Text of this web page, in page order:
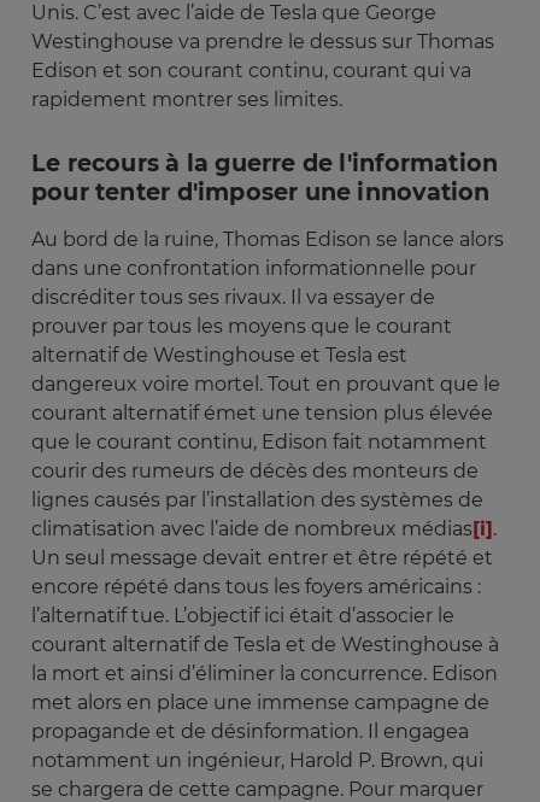
Unis. C’est avec l’aide de Tesla que George
Westinghouse va prendre le dessus sur Thomas
Edison et son courant continu, courant qui va
rapidement montrer ses limites.
Le recours à la guerre de l'information
pour tenter d'imposer une innovation
Au bord de la ruine, Thomas Edison se lance alors
dans une confrontation informationnelle pour
discréditer tous ses rivaux. Il va essayer de
prouver par tous les moyens que le courant
alternatif de Westinghouse et Tesla est
dangereux voire mortel. Tout en prouvant que le
courant alternatif émet une tension plus élevée
que le courant continu, Edison fait notamment
courir des rumeurs de décès des monteurs de
lignes causés par l’installation des systèmes de
climatisation avec l’aide de nombreux médias[i].
Un seul message devait entrer et être répété et
encore répété dans tous les foyers américains :
l’alternatif tue. L’objectif ici était d’associer le
courant alternatif de Tesla et de Westinghouse à
la mort et ainsi d’éliminer la concurrence. Edison
met alors en place une immense campagne de
propagande et de désinformation. Il engagea
notamment un ingénieur, Harold P. Brown, qui
se chargera de cette campagne. Pour marquer